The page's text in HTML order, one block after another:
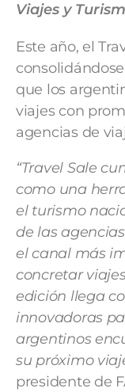
Viajes y
Este año, el
que los
viajes con
agencias de
“Travel Sale
como una
el turismo
de las
el canal más
concretar
edición llega
innovadoras
argentinos
su próximo
presidente de